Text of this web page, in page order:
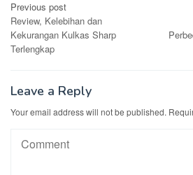
Post
navigation
Previous post
Review, Kelebihan dan
Kekurangan Kulkas Sharp
Terlengkap
Leave a Reply
Your email address will not be published.